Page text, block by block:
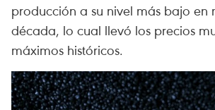
producción a su nivel más bajo en
década, lo cual llevó los precios
máximos históricos.